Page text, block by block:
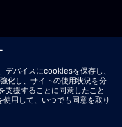
へ：シーメンスで
することはありませ